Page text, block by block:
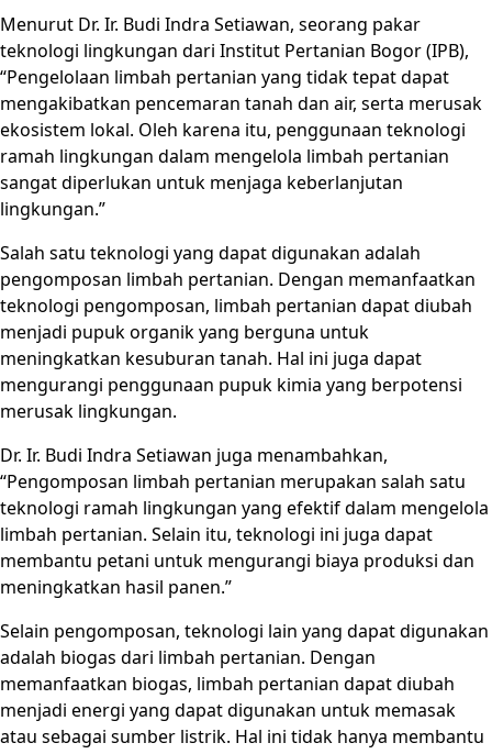
Menurut Dr. Ir. Budi Indra Setiawan, seorang pakar
teknologi lingkungan dari Institut Pertanian Bogor (IPB),
“Pengelolaan limbah pertanian yang tidak tepat dapat
mengakibatkan pencemaran tanah dan air, serta merusak
ekosistem lokal. Oleh karena itu, penggunaan teknologi
ramah lingkungan dalam mengelola limbah pertanian
sangat diperlukan untuk menjaga keberlanjutan
lingkungan.”
Salah satu teknologi yang dapat digunakan adalah
pengomposan limbah pertanian. Dengan memanfaatkan
teknologi pengomposan, limbah pertanian dapat diubah
menjadi pupuk organik yang berguna untuk
meningkatkan kesuburan tanah. Hal ini juga dapat
mengurangi penggunaan pupuk kimia yang berpotensi
merusak lingkungan.
Dr. Ir. Budi Indra Setiawan juga menambahkan,
“Pengomposan limbah pertanian merupakan salah satu
teknologi ramah lingkungan yang efektif dalam mengelola
limbah pertanian. Selain itu, teknologi ini juga dapat
membantu petani untuk mengurangi biaya produksi dan
meningkatkan hasil panen.”
Selain pengomposan, teknologi lain yang dapat digunakan
adalah biogas dari limbah pertanian. Dengan
memanfaatkan biogas, limbah pertanian dapat diubah
menjadi energi yang dapat digunakan untuk memasak
atau sebagai sumber listrik. Hal ini tidak hanya membantu